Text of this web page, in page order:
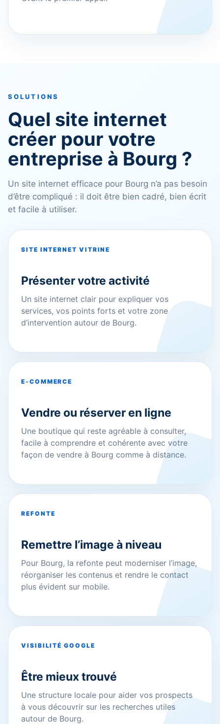
SOLUTIONS
Quel site internet
créer pour votre
entreprise à Bourg ?
Un site internet efficace pour Bourg n’a pas besoin
d’être compliqué : il doit être bien cadré, bien écrit
et facile à utiliser.
SITE INTERNET VITRINE
Présenter votre activité
Un site internet clair pour expliquer vos
services, vos points forts et votre zone
d’intervention autour de Bourg.
E-COMMERCE
Vendre ou réserver en ligne
Une boutique qui reste agréable à consulter,
facile à comprendre et cohérente avec votre
façon de vendre à Bourg comme à distance.
REFONTE
Remettre l’image à niveau
Pour Bourg, la refonte peut moderniser l’image,
réorganiser les contenus et rendre le contact
plus évident sur mobile.
VISIBILITÉ GOOGLE
Être mieux trouvé
Une structure locale pour aider vos prospects
à vous découvrir sur les recherches utiles
autour de Bourg.